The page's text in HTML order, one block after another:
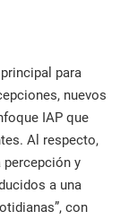
para
nuevos
IAP que
Al respecto,
percepción y
a una
con